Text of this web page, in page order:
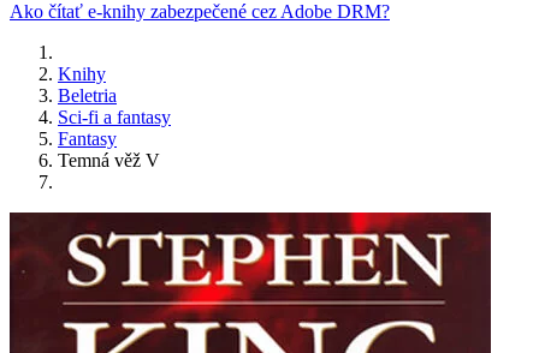
Ako čítať e-knihy zabezpečené cez Adobe DRM?
Knihy
Beletria
Sci-fi a fantasy
Fantasy
Temná věž V